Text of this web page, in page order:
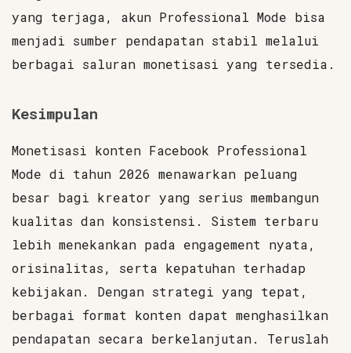
yang terjaga, akun Professional Mode bisa
menjadi sumber pendapatan stabil melalui
berbagai saluran monetisasi yang tersedia.
Kesimpulan
Monetisasi konten Facebook Professional
Mode di tahun 2026 menawarkan peluang
besar bagi kreator yang serius membangun
kualitas dan konsistensi. Sistem terbaru
lebih menekankan pada engagement nyata,
orisinalitas, serta kepatuhan terhadap
kebijakan. Dengan strategi yang tepat,
berbagai format konten dapat menghasilkan
pendapatan secara berkelanjutan. Teruslah